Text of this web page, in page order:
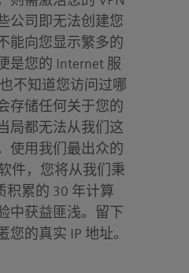
公司即无法创建您
能向您显示繁多的
是您的 Internet 服
不知道您访问过哪
存储任何关于您的
局都无法从我们这
使用我们最出众的
件，您将从我们秉
积累的 30 年计算
中获益匪浅。留下
您的真实 IP 地址。